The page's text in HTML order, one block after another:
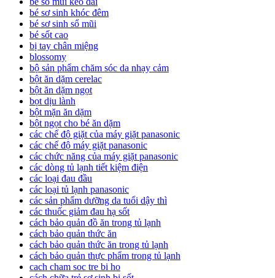
bé sơ sinh khóc đêm
bé sơ sinh sổ mũi
bé sốt cao
bị tay chân miệng
blossomy
bộ sản phẩm chăm sóc da nhạy cảm
bột ăn dặm cerelac
bột ăn dặm ngọt
bọt dịu lành
bột mặn ăn dặm
bột ngọt cho bé ăn dặm
các chế độ giặt của máy giặt panasonic
các chế độ máy giặt panasonic
các chức năng của máy giặt panasonic
các dòng tủ lạnh tiết kiệm điện
các loại đau đầu
các loại tủ lạnh panasonic
các sản phẩm dưỡng da tuổi dậy thì
các thuốc giảm đau hạ sốt
cách bảo quản đồ ăn trong tủ lạnh
cách bảo quản thức ăn
cách bảo quản thức ăn trong tủ lạnh
cách bảo quản thực phẩm trong tủ lạnh
cach cham soc tre bi ho